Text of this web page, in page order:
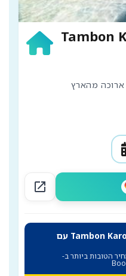
התחלה של הטיול לאחר טיסה ארוכה מהארץ
open_in_new
כל המלונות באזור תאילנד, Tambon Karon עם
הטובות ביותר ב-